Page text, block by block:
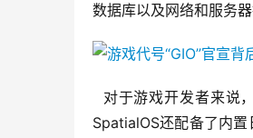
数据库以及网络和服务
对于游戏开发者来说
SpatialOS还配备了内